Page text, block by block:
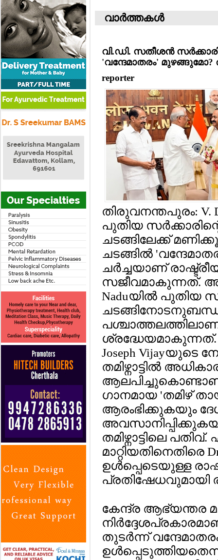
വാര്‍ത്തകള്‍
വി.ഡി. സതീശന്‍
'വന്ദേമാതരം' മുഴങ്ങുമോ?
reporter
തിരുവനന്തപുരം: V.
പുതിയ
ചടങ്ങിലേക്ക്
ചടങ്ങില്‍
ചര്‍ച്ചയാണ്
സജീവമാകുന്നത്.
Naduയില്‍ പുതിയ
Joseph
തമിഴ്നാട്ടില്‍
ഗാനമായ 'തമിഴ്
ആരംഭിക്കുകയും
തമിഴ്നാട്ടിലെ
മാറ്റിയതിനെതിരെ
ഉള്‍പ്പെടെയുള്ള
പ്രതിഷേധവുമായി
കേന്ദ്ര ആഭ്യന്തര
തുടര്‍ന്ന്